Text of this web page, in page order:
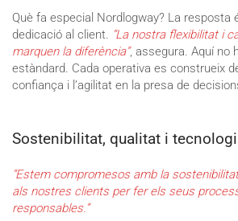
Què fa especial Nordlogway? La resposta
dedicació al client. “La nostra flexibilitat i
marquen la diferència”, assegura. Aquí no
estàndard. Cada operativa es construeix
confiança i l’agilitat en la presa de
Sostenibilitat, qualitat i
“Estem compromesos amb la
als nostres clients per fer els seus
responsables.”